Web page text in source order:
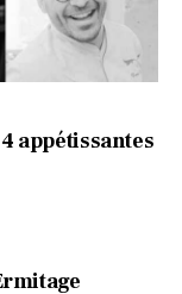
appétissantes